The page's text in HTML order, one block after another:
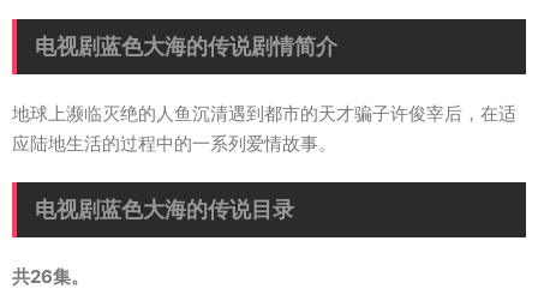
电视剧蓝色大海的传说剧情简介
地球上濒临灭绝的人鱼沉清遇到都市的天才骗子许俊宰后，在适
应陆地生活的过程中的一系列爱情故事。
电视剧蓝色大海的传说目录
共26集。